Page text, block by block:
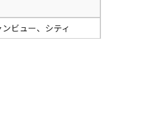
ビュー、シティ